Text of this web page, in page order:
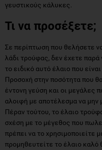
γευστικούς κάλυκες.
Τι να προσέξετε;
Σε περίπτωση που θελήσετε
λάδι τρούφας, δεν έχετε
το ειδικό αυτό έλαιο που
Προσοχή στην ποσότητα που
έντονη γεύση και οι μεγάλες
αλοιφή με αποτέλεσμα να μην
Πέραν τούτου, το έλαιο
σχέση με το μέγεθος που
πρέπει να το χρησιμοποιείτε
προμηθευτείτε το έλαιο καλό